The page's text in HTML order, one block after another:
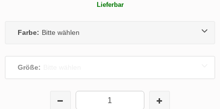
Lieferbar
Farbe: Bitte wählen
Größe: